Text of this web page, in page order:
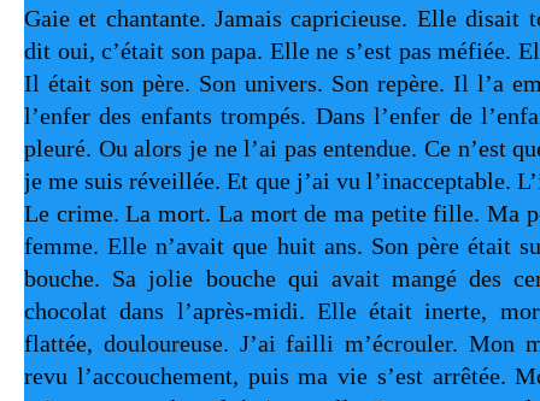
Gaie et chantante. Jamais capricieuse. Elle
dit oui, c’était son papa. Elle ne s’est pas méfiée.
Il était son père. Son univers. Son repère. Il l’a
l’enfer des enfants trompés. Dans l’enfer de
pleuré. Ou alors je ne l’ai pas entendue. Ce n’est
je me suis réveillée. Et que j’ai vu l’inacceptable.
Le crime. La mort. La mort de ma petite fille. Ma
femme. Elle n’avait que huit ans. Son père était
bouche. Sa jolie bouche qui avait mangé des
chocolat dans l’après-midi. Elle était inerte,
flattée, douloureuse. J’ai failli m’écrouler. Mon
revu l’accouchement, puis ma vie s’est arrêtée.